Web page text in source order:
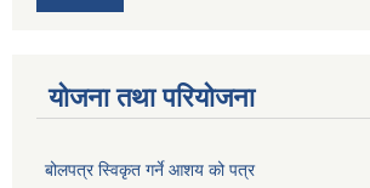
योजना तथा परियोजना
बोलपत्र स्विकृत गर्ने आशय को पत्र